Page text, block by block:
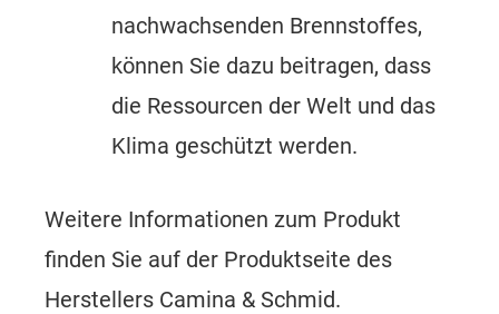
nachwachsenden Brennstoffes,
können Sie dazu beitragen, dass
die Ressourcen der Welt und das
Klima geschützt werden.
Weitere Informationen zum Produkt
finden Sie auf der Produktseite des
Herstellers Camina & Schmid.